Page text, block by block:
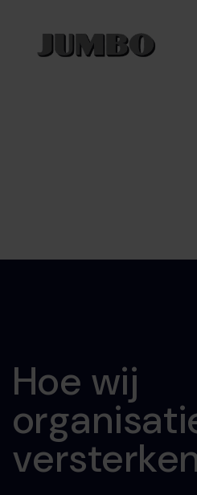
Hoe wij